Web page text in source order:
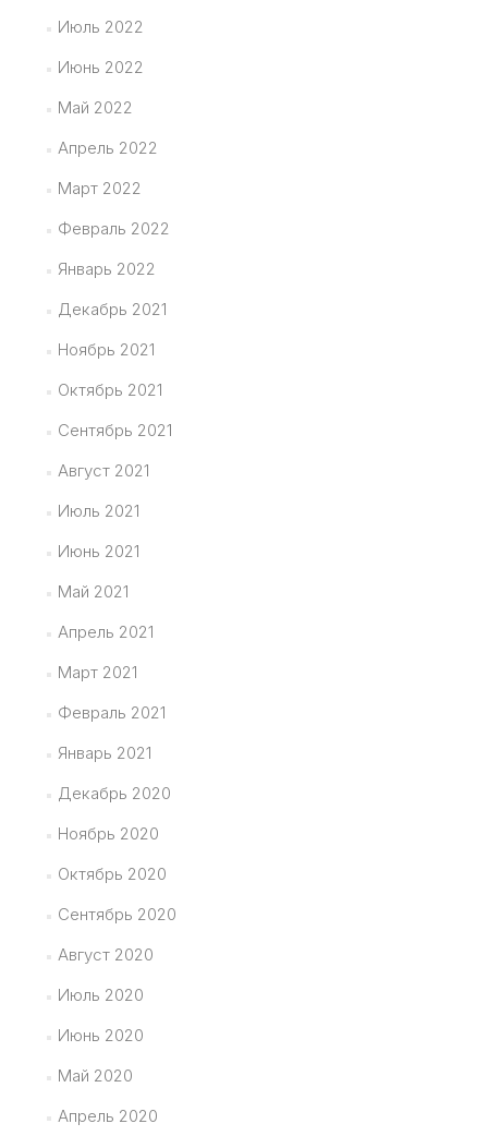
Июль 2022
Июнь 2022
Май 2022
Апрель 2022
Март 2022
Февраль 2022
Январь 2022
Декабрь 2021
Ноябрь 2021
Октябрь 2021
Сентябрь 2021
Август 2021
Июль 2021
Июнь 2021
Май 2021
Апрель 2021
Март 2021
Февраль 2021
Январь 2021
Декабрь 2020
Ноябрь 2020
Октябрь 2020
Сентябрь 2020
Август 2020
Июль 2020
Июнь 2020
Май 2020
Апрель 2020